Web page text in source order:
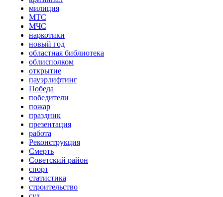
милиция
МТС
МЧС
наркотики
новый год
областная библиотека
облисполком
открытие
пауэрлифтинг
Победа
победители
пожар
праздник
презентация
работа
Реконструкция
Смерть
Советский район
спорт
статистика
строительство